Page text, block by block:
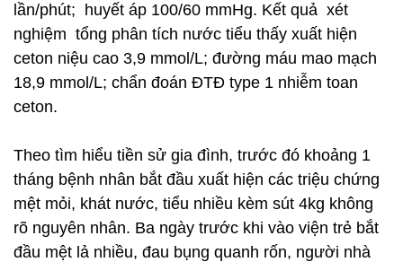
lần/phút; huyết áp 100/60 mmHg. Kết quả xét
nghiệm tổng phân tích nước tiểu thấy xuất hiện
ceton niệu cao 3,9 mmol/L; đường máu mao mạch
18,9 mmol/L; chẩn đoán ĐTĐ type 1 nhiễm toan
ceton.
Theo tìm hiểu tiền sử gia đình, trước đó khoảng 1
tháng bệnh nhân bắt đầu xuất hiện các triệu chứng
mệt mỏi, khát nước, tiểu nhiều kèm sút 4kg không
rõ nguyên nhân. Ba ngày trước khi vào viện trẻ bắt
đầu mệt lả nhiều, đau bụng quanh rốn, người nhà